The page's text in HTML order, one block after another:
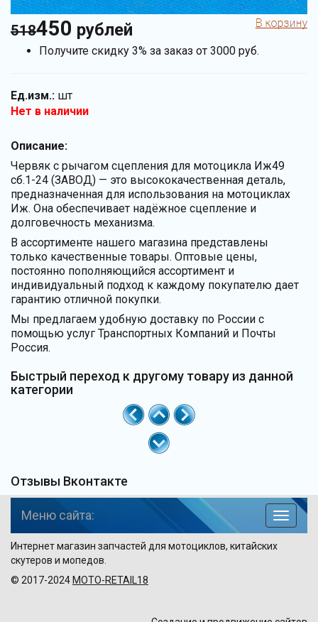
518450 рублей
Получите скидку 3% за заказ от 3000 руб.
Ед.изм.: шт
Нет в наличии
Описание:
Червяк с рычагом сцепления для мотоцикла Иж49
сб.1-24 (ЗАВОД) — это высококачественная деталь,
предназначенная для использования на мотоциклах
Иж. Она обеспечивает надёжное сцепление и
долговечность механизма.
В ассортименте нашего магазина представлены
только качественные товары. Оптовые цены,
постоянно пополняющийся ассортимент и
индивидуальный подход к каждому покупателю дает
гарантию отличной покупки.
Мы предлагаем удобную доставку по России с
помощью услуг Транспортных Компаний и Почты
Россия.
Быстрый переход к другому товару из данной
категории
Отзывы Вконтакте
по
Меню сайта:
Интернет магазин запчастей для мотоциклов, китайских
скутеров и мопедов.
© 2017-2024 MOTO-RETAIL18